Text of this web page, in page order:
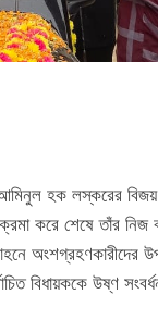
আমিনুল হক লস্করের
করে শেষে তাঁর
বিধায়ককে উষ্ণ